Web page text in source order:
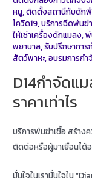
หนู,ติดตั้งสถานีกับดักฟี
โควิด19,บริการฉีดพ่นฆ่
ให้เช่าเครื่องดักแมลง,พ่
พยาบาล,รับปรึกษาการ
สัตว์พาหะ,อบรมการกำ
D14กำจัดแ
ราคาเท่าไร
บริการพ่นฆ่าเชื้อ สร้าง
ติดต่อหรือผู้มาเยือนได้
มั่นใจในเรามั่นใจใน